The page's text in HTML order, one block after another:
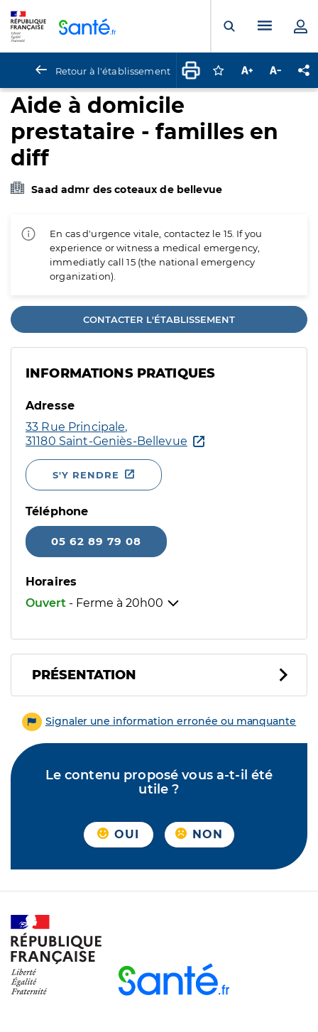
Ouvrir laMenu
Retour à l'établissement Connectez-vous
Augmenter la
Aide à domicile
prestataire - familles en
diff
Saad admr des coteaux de bellevue
En cas d'urgence vitale, contactez le 15. If you
experience or witness a medical emergency,
immediatly call 15 (the national emergency
organization).
CONTACTER L'ÉTABLISSEMENT
INFORMATIONS PRATIQUES
Adresse
33 Rue Principale,
31180 Saint-Geniès-Bellevue
S'Y RENDRE
Téléphone
05 62 89 79 08
Horaires
Ouvert - Ferme à 20h00
PRÉSENTATION
Signaler une information erronée ou manquante
Le contenu proposé vous a-t-il été
utile ?
OUI NON